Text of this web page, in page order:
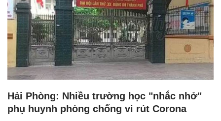
Hải Phòng: Nhiều trường học "nhắc nhở"
phụ huynh phòng chống vi rút Corona